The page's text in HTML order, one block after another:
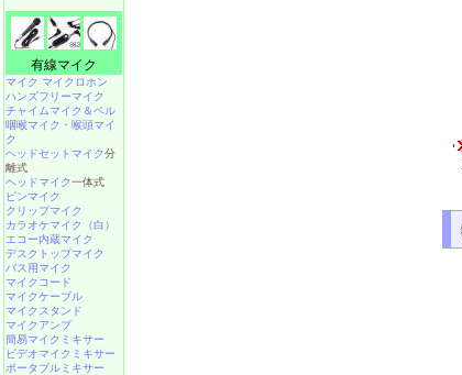
有線マイク
マイク マイクロホン
ハンズフリーマイク
チャイムマイク＆ベル
咽喉マイク・喉頭マイ
ク
ヘッドセットマイク分
離式
ヘッドマイク一体式
ピンマイク
クリップマイク
カラオケマイク（白）
エコー内蔵マイク
デスクトップマイク
バス用マイク
マイクコード
マイクケーブル
マイクスタンド
マイクアンプ
簡易マイクミキサー
ビデオマイクミキサー
ポータブルミキサー